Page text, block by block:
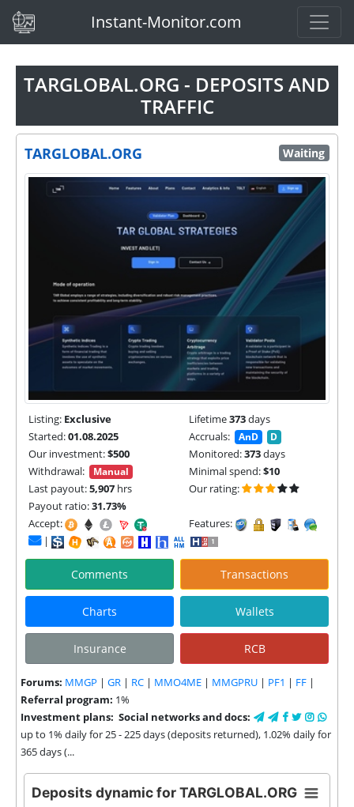
(current)Instant-Monitor.com
TARGLOBAL.ORG - DEPOSITS AND
TRAFFIC
TARGLOBAL.ORG Waiting
Listing: Exclusive Lifetime373days
Started:01.08.2025 Accruals: AnD D
Our investment:$500 Monitored:373days
Withdrawal:
Manual Minimal spend:$10
Last payout:5,907 hrs
Our rating:
Payout ratio:31.73%
Accept:
Features:
|
Comments Transactions
Charts Wallets
Insurance RCB
Forums: MMGP | GR | RC | MMO4ME | MMGPRU | PF1 | FF |
Referral program: 1%
Social networks and docs:
Investment plans:
up to 1% daily for 25 - 225 days (deposits returned), 1.02% daily for
365 days (...
Deposits dynamic for TARGLOBAL.ORG